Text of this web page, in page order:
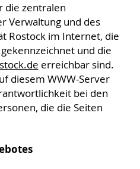
die zentralen
Verwaltung und des
Rostock im Internet, die
und die
erreichbar sind.
diesem WWW-Server
bei den
die die Seiten